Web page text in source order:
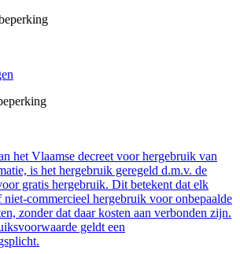
het Vlaamse decreet voor hergebruik van
is het hergebruik geregeld d.m.v. de
gratis hergebruik. Dit betekent dat elk
niet-commercieel hergebruik voor onbepaalde
zonder dat daar kosten aan verbonden zijn.
geldt een